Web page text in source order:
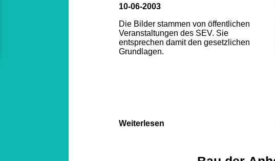
10-06-2003
Die Bilder stammen von öffentlichen
Veranstaltungen des SEV. Sie
entsprechen damit den gesetzlichen
Grundlagen.
Weiterlesen